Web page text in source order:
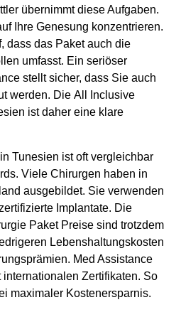
übernimmt diese Aufgaben.
Ihre Genesung konzentrieren.
dass das Paket auch die
umfasst. Ein seriöser
stellt sicher, dass Sie auch
werden. Die All Inclusive
ist daher eine klare
Tunesien ist oft vergleichbar
Viele Chirurgen haben in
ausgebildet. Sie verwenden
Implantate. Die
PaketPreise sind trotzdem
Lebenshaltungskosten
Med Assistance
Zertifikaten. So
maximaler Kostenersparnis.